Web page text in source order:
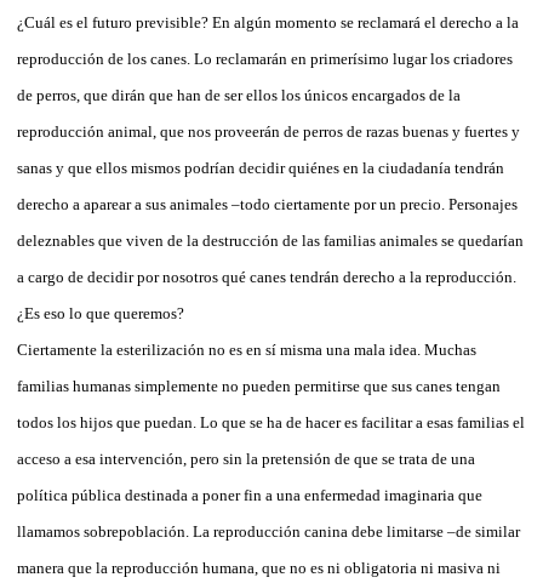
¿Cuál es el futuro previsible? En algún momento se reclamará el derecho a la
reproducción de los canes. Lo reclamarán en primerísimo lugar los criadores
de perros, que dirán que han de ser ellos los únicos encargados de la
reproducción animal, que nos proveerán de perros de razas buenas y fuertes y
sanas y que ellos mismos podrían decidir quiénes en la ciudadanía tendrán
derecho a aparear a sus animales –todo ciertamente por un precio. Personajes
deleznables que viven de la destrucción de las familias animales se quedarían
a cargo de decidir por nosotros qué canes tendrán derecho a la reproducción.
¿Es eso lo que queremos?
Ciertamente la esterilización no es en sí misma una mala idea. Muchas
familias humanas simplemente no pueden permitirse que sus canes tengan
todos los hijos que puedan. Lo que se ha de hacer es facilitar a esas familias el
acceso a esa intervención, pero sin la pretensión de que se trata de una
política pública destinada a poner fin a una enfermedad imaginaria que
llamamos sobrepoblación. La reproducción canina debe limitarse –de similar
manera que la reproducción humana, que no es ni obligatoria ni masiva ni